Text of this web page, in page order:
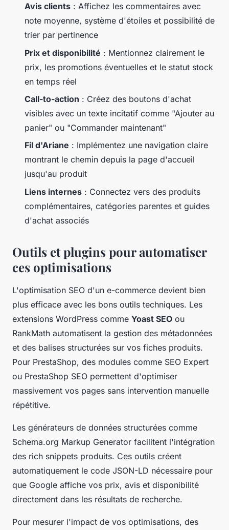
Avis clients : Affichez les commentaires avec
note moyenne, système d'étoiles et possibilité de
trier par pertinence
Prix et disponibilité : Mentionnez clairement le
prix, les promotions éventuelles et le statut stock
en temps réel
Call-to-action : Créez des boutons d'achat
visibles avec un texte incitatif comme "Ajouter au
panier" ou "Commander maintenant"
Fil d'Ariane : Implémentez une navigation claire
montrant le chemin depuis la page d'accueil
jusqu'au produit
Liens internes : Connectez vers des produits
complémentaires, catégories parentes et guides
d'achat associés
Outils et plugins pour automatiser
ces optimisations
L'optimisation SEO d'un e-commerce devient bien
plus efficace avec les bons outils techniques. Les
extensions WordPress comme Yoast SEO ou
RankMath automatisent la gestion des métadonnées
et des balises structurées sur vos fiches produits.
Pour PrestaShop, des modules comme SEO Expert
ou PrestaShop SEO permettent d'optimiser
massivement vos pages sans intervention manuelle
répétitive.
Les générateurs de données structurées comme
Schema.org Markup Generator facilitent l'intégration
des rich snippets produits. Ces outils créent
automatiquement le code JSON-LD nécessaire pour
que Google affiche vos prix, avis et disponibilité
directement dans les résultats de recherche.
Pour mesurer l'impact de vos optimisations, des